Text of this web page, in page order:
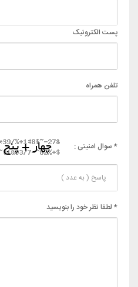
پست الکترونیک
تلفن همراه
* سوال امنیتی :
* لطفا نظر خود را بنویسید